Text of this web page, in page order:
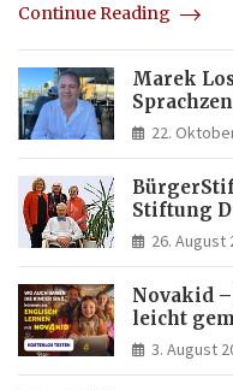
Continue Reading
Marek
Italia und
22.
Stiftung
26. August
Novakid
leicht
3. August